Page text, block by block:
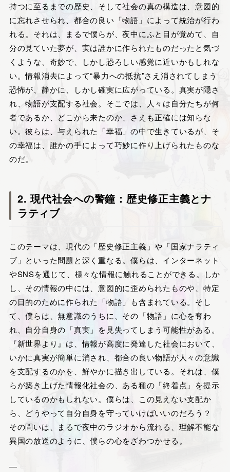
持つに至るまでの歴史、そして社会の真の構造は、意図的
に忘れさせられ、都合の良い「物語」によって統治が行わ
れる。それは、まるで僕らが、夜中にふと目が覚めて、自
分の見ていた夢が、実は誰かに作られたものだったと気づ
くような、奇妙で、しかし恐ろしい感覚に近いかもしれな
い。情報消去によって“暴力への抵抗”さえ消されてしまう
恐怖が、静かに、しかし確実に広がっている。真実が隠さ
れ、物語が支配する社会。そこでは、人々は自分たちが何
者であるか、どこから来たのか、さえも正確には知らな
い。彼らは、与えられた「幸福」の中で生きているが、そ
の幸福は、誰かの手によって巧妙に作り上げられたものな
のだ。
2. 現代社会への警鐘：歴史修正主義とナ
ラティブ
このテーマは、現代の「歴史修正主義」や「国家ナラティ
ブ」といった問題と深く重なる。僕らは、インターネット
やSNSを通じて、様々な情報に触れることができる。しか
し、その情報の中には、意図的に歪められたものや、特定
の目的のために作られた「物語」も含まれている。そし
て、僕らは、無意識のうちに、その「物語」に心を奪わ
れ、自分自身の「真実」を見失ってしまう可能性がある。
『新世界より』は、情報が高度に発達した社会において、
いかに真実が簡単に消され、都合の良い物語が人々の意識
を支配するのかを、鮮やかに描き出している。それは、僕
らが築き上げた情報化社会の、ある種の「終着点」を提示
しているのかもしれない。僕らは、この見えない支配か
ら、どうやって自分自身を守っていけばいいのだろう？
その問いは、まるで夜中のラジオから流れる、理解不能な
異国の放送のように、僕らの心をざわつかせる。
—